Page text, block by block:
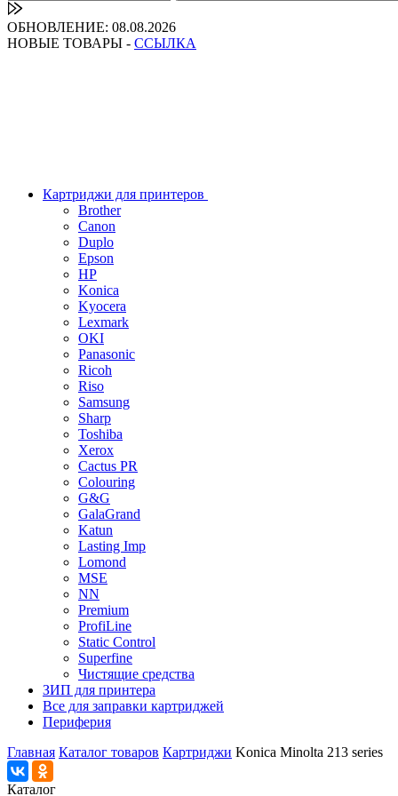
ОБНОВЛЕНИЕ: 08.08.2026
НОВЫЕ ТОВАРЫ - ССЫЛКА
Картриджи для принтеров
Brother
Canon
Duplo
Epson
HP
Konica
Kyocera
Lexmark
OKI
Panasonic
Ricoh
Riso
Samsung
Sharp
Toshiba
Xerox
Cactus PR
Colouring
G&G
GalaGrand
Katun
Lasting Imp
Lomond
MSE
NN
Premium
ProfiLine
Static Control
Superfine
Чистящие средства
ЗИП для принтера
Все для заправки картриджей
Периферия
Главная Каталог товаров Картриджи Konica Minolta 213 series
Каталог